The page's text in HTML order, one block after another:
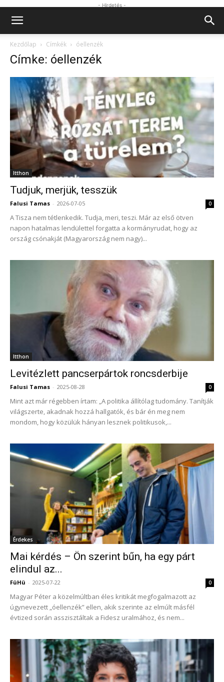
- Hirdetés -
Kezdőlap Címkék óellenzék
Címke: óellenzék
Itthon
Tudjuk, merjük, tesszük
Falusi Tamas - 2026-07-05 0
A Tisza nem tétlenkedik. Tudja, meri, teszi. Már az első ötven
napon hatalmas lendülettel forgatta a kormányrudat, hogy az
ország csónakját (Magyarország nem nagy)...
Itthon
Levitézlett pancserpártok roncsderbije
Falusi Tamas - 2025-08-28 0
Mint azt már régebben írtam: „A politika állítólag tudomány. Tanítják
világszerte, akadnak hozzá hallgatók, és bár én meg nem
mondom, hogy közülük hányan lesznek politikusok,...
Érdekes
Mai kérdés – Ön szerint bűn, ha egy párt
elindul az...
FüHü - 2025-07-22 0
Magyar Péter a közelmúltban éles kritikát megfogalmazott az
úgynevezett „óellenzék” ellen, akik szerinte az elmúlt másfél
évtized során asszisztáltak a Fidesz uralmához, és nem...